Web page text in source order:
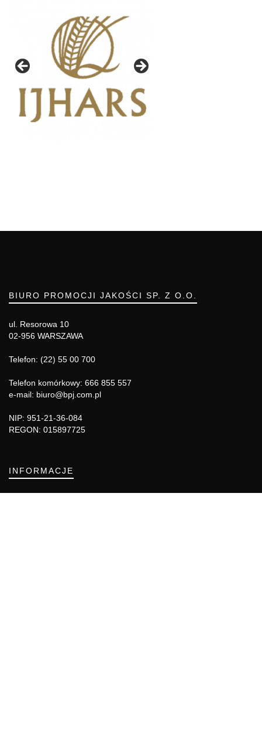
BIURO PROMOCJI JAKOŚCI SP. Z O.O.
ul. Resorowa 10
02-956 WARSZAWA
Telefon: (22) 55 00 700
Telefon komórkowy: 666 855 557
e-mail: biuro@bpj.com.pl
NIP: 951-21-36-084
REGON: 015897725
INFORMACJE